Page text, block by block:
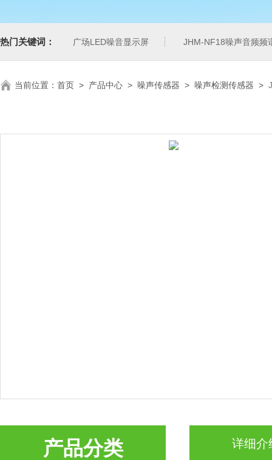
热门关键词： 广场LED噪音显示屏 JHM-NF18噪声音频频
当前位置： 首页 > 产品中心 > 噪声传感器 > 噪声检测传感器 >
产品分类 详细介